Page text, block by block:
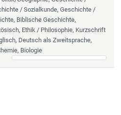
/ Sozialkunde, Geschichte /
Biblische Geschichte,
Ethik / Philosophie, Kurzschrift
Deutsch als Zweitsprache,
Biologie